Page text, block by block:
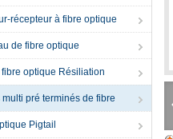
récepteur à fibre optique
de fibre optique
fibre optique Résiliation
pré terminés de fibre
Pigtail